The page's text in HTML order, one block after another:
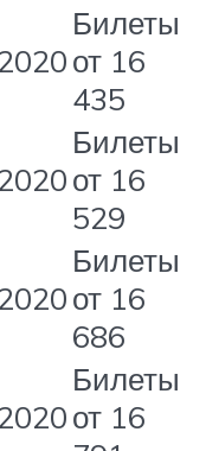
Билеты
от 16
435
Билеты
от 16
529
Билеты
от 16
686
Билеты
от 16